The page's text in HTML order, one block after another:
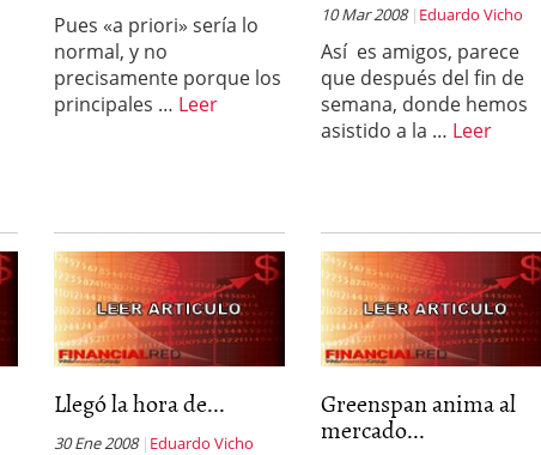
Pues «a priori» sería lo
normal, y no
precisamente porque los
principales … Leer
10 Mar 2008 Eduardo Vicho
Así es amigos, parece
que después del fin de
semana, donde hemos
asistido a la … Leer
Llegó la hora de...
30 Ene 2008 Eduardo Vicho
Greenspan anima al
mercado...